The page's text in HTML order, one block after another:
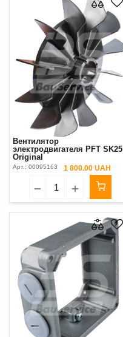
Вентилятор
электродвигателя PFT SK25
Original
Арт.: 00095163 1 800.00 UAH